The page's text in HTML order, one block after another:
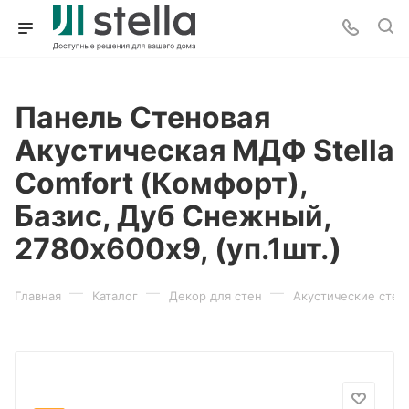
Панель Стеновая
Акустическая МДФ Stella
Comfort (Комфорт),
Базис, Дуб Снежный,
2780х600х9, (уп.1шт.)
Главная — Каталог — Декор для стен — Акустические